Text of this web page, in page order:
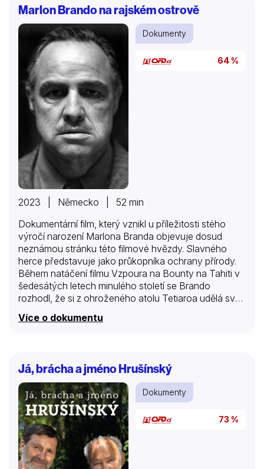
Marlon Brando na rajském ostrově
Dokumenty
64 %
2023 | Německo | 52 min
Dokumentární film, který vznikl u příležitosti stého
výročí narození Marlona Branda objevuje dosud
neznámou stránku této filmové hvězdy. Slavného
herce představuje jako průkopníka ochrany přírody.
Během natáčení filmu Vzpoura na Bounty na Tahiti v
šedesátých letech minulého století se Brando
rozhodl, že si z ohroženého atolu Tetiaroa udělá svůj
do chráněné oblasti a exkluzivních rozhovorů s
Více o dokumentu
Já, brácha a jméno Hrušínský
Dokumenty
73 %